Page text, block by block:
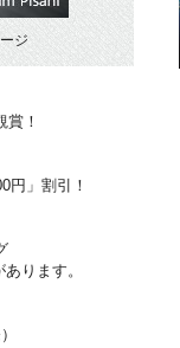
ジ
！
円」割引！
ります。